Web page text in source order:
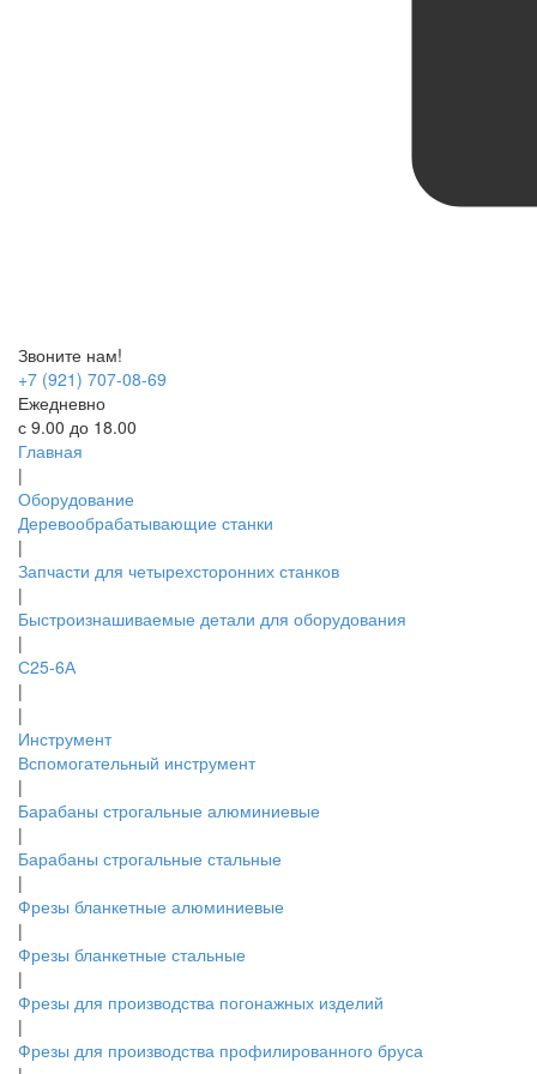
Звоните нам!
+7 (921) 707-08-69
Ежедневно
с 9.00 до 18.00
Главная
|
Оборудование
Деревообрабатывающие станки
|
Запчасти для четырехсторонних станков
|
Быстроизнашиваемые детали для оборудования
|
С25-6А
|
|
Инструмент
Вспомогательный инструмент
|
Барабаны строгальные алюминиевые
|
Барабаны строгальные стальные
|
Фрезы бланкетные алюминиевые
|
Фрезы бланкетные стальные
|
Фрезы для производства погонажных изделий
|
Фрезы для производства профилированного бруса